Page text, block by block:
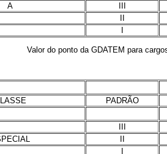
A
III
II
I
Valor do ponto da GDATEM para
PADRÃO
III
II
I